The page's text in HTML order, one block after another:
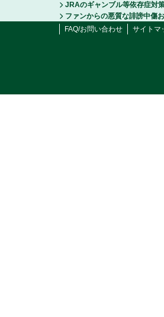
JRAのギャンブル等依存症対
ファンからの悪質な誹謗中傷
FAQ/お問い合わせ
サイトマ